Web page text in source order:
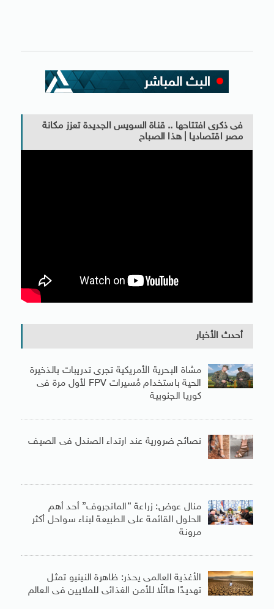
فى ذكرى افتتاحها .. قناة السويس الجديدة تعزز مكانة
مصر اقتصاديا | هذا الصباح
أحدث الأخبار
مشاة البحرية الأمريكية تجرى تدريبات بالذخيرة
الحية باستخدام مُسيرات FPV لأول مرة فى
كوريا الجنوبية
نصائح ضرورية عند ارتداء الصندل فى الصيف
منال عوض: زراعة “المانجروف” أحد أهم
الحلول القائمة على الطبيعة لبناء سواحل أكثر
مرونة
الأغذية العالمى يحذر: ظاهرة النينيو تمثل
تهديدًا هائلًا للأمن الغذائى للملايين فى العالم